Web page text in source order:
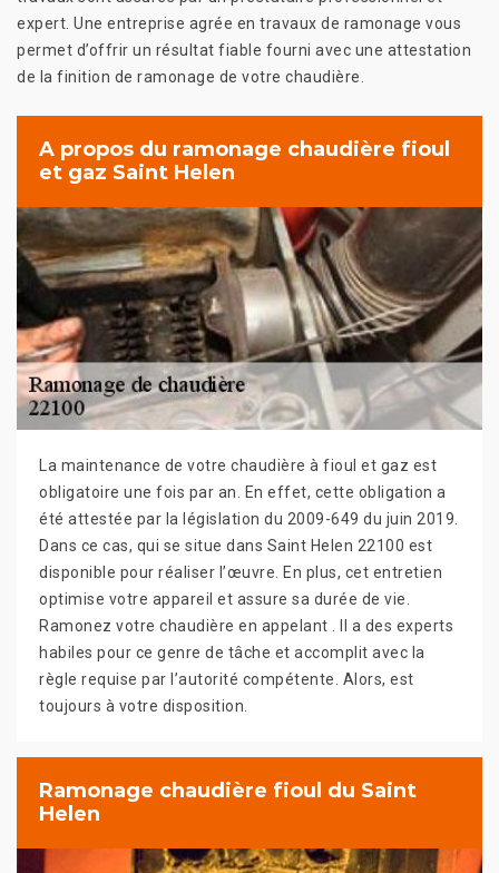
expert. Une entreprise agrée en travaux de ramonage vous
permet d’offrir un résultat fiable fourni avec une attestation
de la finition de ramonage de votre chaudière.
A propos du ramonage chaudière fioul
et gaz Saint Helen
La maintenance de votre chaudière à fioul et gaz est
obligatoire une fois par an. En effet, cette obligation a
été attestée par la législation du 2009-649 du juin 2019.
Dans ce cas, qui se situe dans Saint Helen 22100 est
disponible pour réaliser l’œuvre. En plus, cet entretien
optimise votre appareil et assure sa durée de vie.
Ramonez votre chaudière en appelant . Il a des experts
habiles pour ce genre de tâche et accomplit avec la
règle requise par l’autorité compétente. Alors, est
toujours à votre disposition.
Ramonage chaudière fioul du Saint
Helen